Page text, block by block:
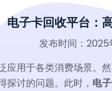
电子卡回收平台：
发布时间：
用于各类消费场景。
讨的问题。此时， 电